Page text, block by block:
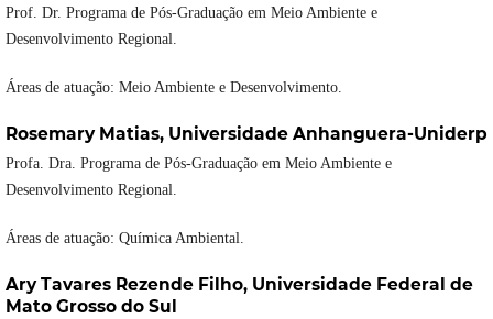
Prof. Dr. Programa de Pós-Graduação em Meio Ambiente e
Desenvolvimento Regional.
Áreas de atuação: Meio Ambiente e Desenvolvimento.
Rosemary Matias, Universidade Anhanguera-Uniderp
Profa. Dra. Programa de Pós-Graduação em Meio Ambiente e
Desenvolvimento Regional.
Áreas de atuação: Química Ambiental.
Ary Tavares Rezende Filho, Universidade Federal de
Mato Grosso do Sul